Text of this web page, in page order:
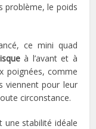
problème, le poids
ce mini quad
à l’avant et à
poignées, comme
viennent pour leur
circonstance.
une stabilité idéale